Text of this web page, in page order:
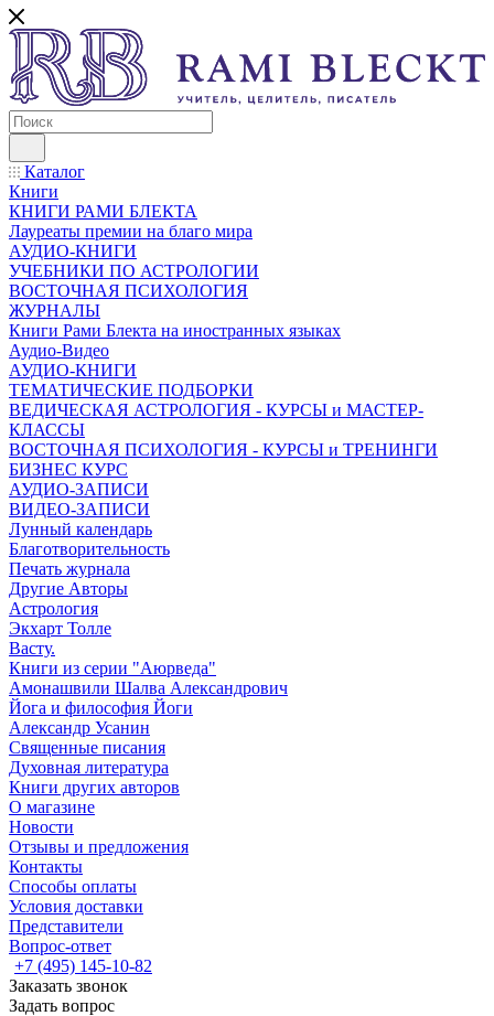
Каталог
Книги
КНИГИ РАМИ БЛЕКТА
Лауреаты премии на благо мира
АУДИО-КНИГИ
УЧЕБНИКИ ПО АСТРОЛОГИИ
ВОСТОЧНАЯ ПСИХОЛОГИЯ
ЖУРНАЛЫ
Книги Рами Блекта на иностранных языках
Аудио-Видео
АУДИО-КНИГИ
ТЕМАТИЧЕСКИЕ ПОДБОРКИ
ВЕДИЧЕСКАЯ АСТРОЛОГИЯ - КУРСЫ и МАСТЕР-
КЛАССЫ
ВОСТОЧНАЯ ПСИХОЛОГИЯ - КУРСЫ и ТРЕНИНГИ
БИЗНЕС КУРС
АУДИО-ЗАПИСИ
ВИДЕО-ЗАПИСИ
Лунный календарь
Благотворительность
Печать журнала
Другие Aвторы
Астрология
Экхарт Толле
Васту.
Книги из серии "Аюрведа"
Амонашвили Шалва Александрович
Йога и философия Йоги
Александр Усанин
Священные писания
Духовная литература
Книги других авторов
О магазине
Новости
Отзывы и предложения
Контакты
Способы оплаты
Условия доставки
Представители
Вопрос-ответ
+7 (495) 145-10-82
Заказать звонок
Задать вопрос